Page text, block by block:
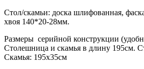
Стол/скамьи: доска шлифованная,
хвоя 140*20-28мм.
Размеры серийной конструкции
Столешница и скамья в длину 195см.
Скамья: 195х35см